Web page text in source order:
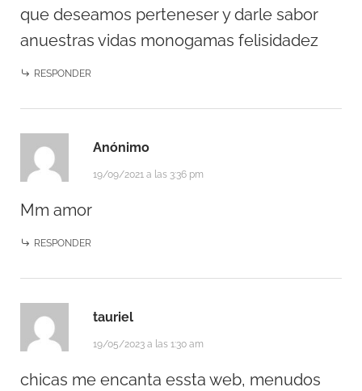
que deseamos perteneser y darle sabor
anuestras vidas monogamas felisidadez
RESPONDER
Anónimo
19/09/2021 a las 3:36 pm
Mm amor
RESPONDER
tauriel
19/05/2023 a las 1:30 am
chicas me encanta essta web, menudos